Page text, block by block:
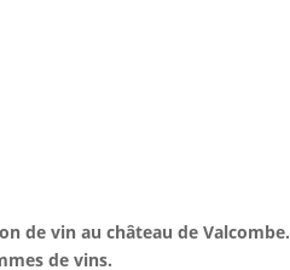
de vin auchâteau de
de vins.